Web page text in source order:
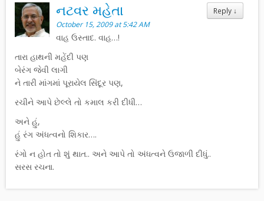
Reply ↓
નટવર મહેતા
October 15, 2009 at 5:42 AM
વાહ ઉસ્તાદ. વાહ…!
તારા હાથની મહેંદી પણ
બેરંગ જેવી લાગી
ને તારી માંગમાં પૂરાયેલ સિંદૂર પણ,
રચીને આપે છેલ્લે તો કમાલ કરી દીધી…
અને હું,
હું રંગ અંધત્વનો શિકાર….
રંગો ન હોત તો શું થાત.. અને આપે તો અંધત્વને ઉજાળી દીધું..
સરસ રચના.